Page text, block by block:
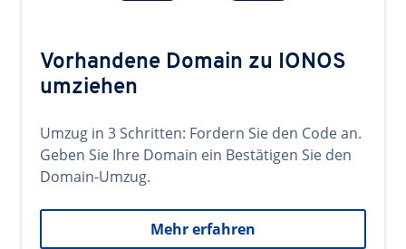
Vorhandene Domain zu IONOS
umziehen
Umzug in 3 Schritten: Fordern Sie den Code an.
Geben Sie Ihre Domain ein Bestätigen Sie den
Domain-Umzug.
Mehr erfahren